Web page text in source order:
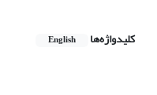
کلیدواژه‌ها English